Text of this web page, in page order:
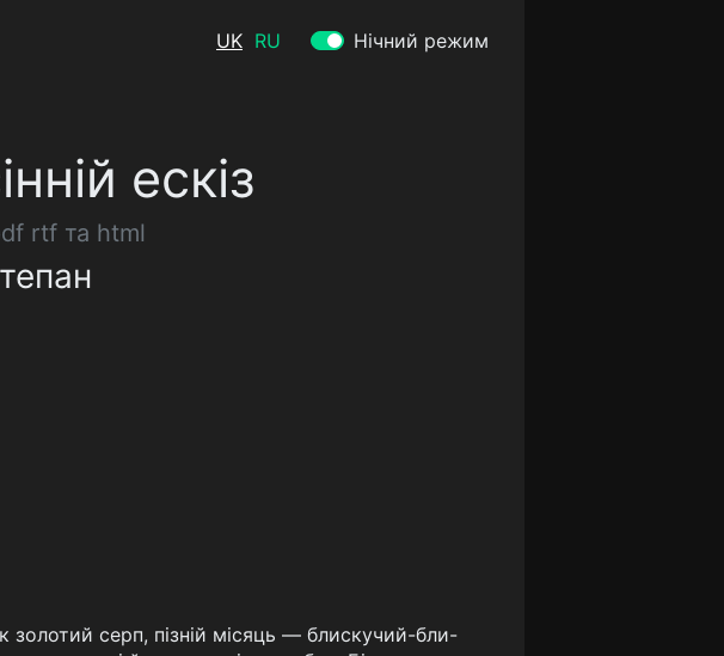
UK RU Нічний режим
ескіз
rtf та html
золотий серп, пізній місяць — блискучий-бли-